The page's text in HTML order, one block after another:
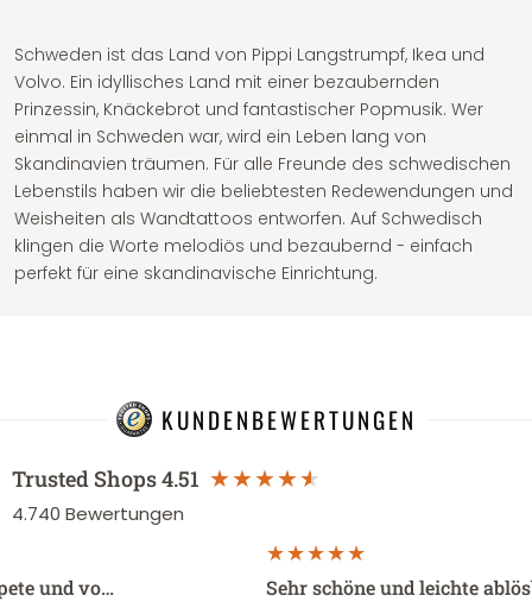
Schweden ist das Land von Pippi Langstrumpf, Ikea und
Volvo. Ein idyllisches Land mit einer bezaubernden
Prinzessin, Knäckebrot und fantastischer Popmusik. Wer
einmal in Schweden war, wird ein Leben lang von
Skandinavien träumen. Für alle Freunde des schwedischen
Lebenstils haben wir die beliebtesten Redewendungen und
Weisheiten als Wandtattoos entworfen. Auf Schwedisch
klingen die Worte melodiös und bezaubernd - einfach
perfekt für eine skandinavische Einrichtung.
KUNDENBEWERTUNGEN
Trusted Shops4.51
4.740 Bewertungen
und vo… Sehr schöne und leichte